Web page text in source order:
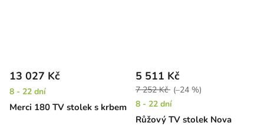
Merci 180 TV stolek s krbem
13 027 Kč
8 - 22 dní
Růžový TV stolek Nova
5 511 Kč
7 252 Kč (–24 %)
8 - 22 dní